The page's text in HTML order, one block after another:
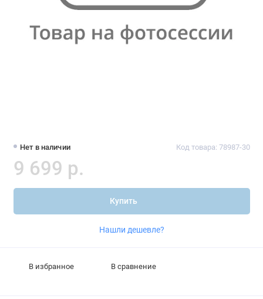
Нет в наличии Код товара: 78987-30
9 699 р.
Купить
Нашли дешевле?
В избранное В сравнение